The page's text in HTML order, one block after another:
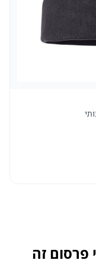
פרסום זה